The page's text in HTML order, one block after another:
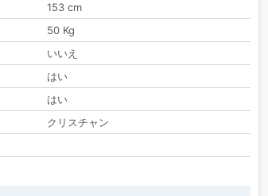
153 cm
50 Kg
いいえ
はい
はい
クリスチャン